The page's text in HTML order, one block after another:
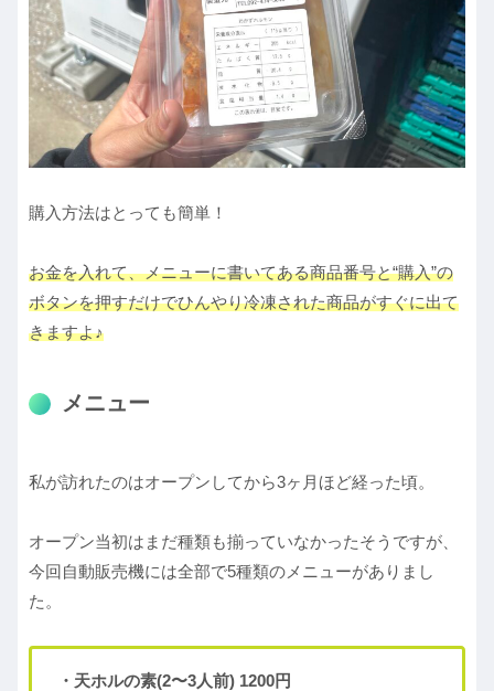
購入方法はとっても簡単！
お金を入れて、メニューに書いてある商品番号と“購入”の
ボタンを押すだけでひんやり冷凍された商品がすぐに出て
きますよ♪
メニュー
私が訪れたのはオープンしてから3ヶ月ほど経った頃。
オープン当初はまだ種類も揃っていなかったそうですが、
今回自動販売機には全部で5種類のメニューがありまし
た。
・天ホルの素(2〜3人前) 1200円